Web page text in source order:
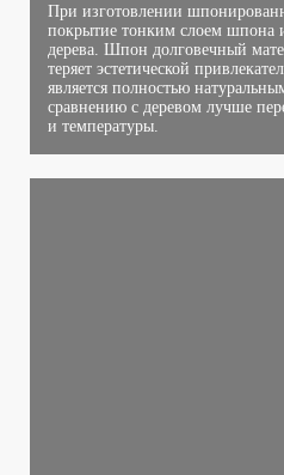
При изготовлении
покрытие тонким слоем шпона
дерева. Шпон долговечный
теряет эстетической
является полностью
сравнению с деревом лучше
и температуры.